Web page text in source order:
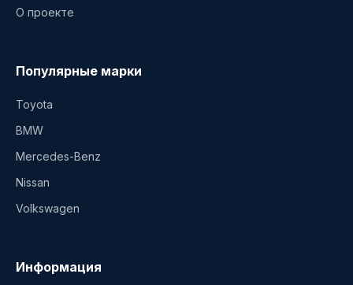
О проекте
Популярные марки
Toyota
BMW
Mercedes-Benz
Nissan
Volkswagen
Информация